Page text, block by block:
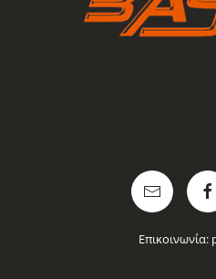
Επικοινωνία: